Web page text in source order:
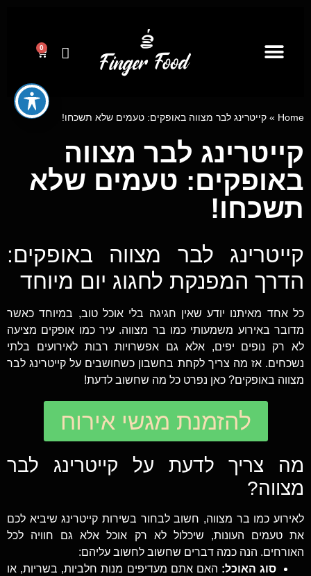
0
Home
» קייטרינג לבר מצווה באופקים: טעמים שלא תשכחו!
קייטרינג לבר מצווה
באופקים: טעמים שלא
תשכחו!
קייטרינג לבר מצווה באופקים:
הדרך המפנקת לחגוג יום מיוחד
כל אחד מאיתנו יודע שאין חגיגה בלי אוכל טוב, במיוחד כאשר
מדובר באירוע משמעותי כמו בר מצווה. עיר כמו אופקים מציעה
לא רק נופים יפים, אלא גם אפשרויות רבות לאירועים בלתי
נשכחים. אז מה צריך לקחת בחשבון כשחושבים על קייטרינג לבר
מצווה באופקים? כאן נפרט כל מה שחשוב לדעת!
להזמנת מגשי אירוח
מה צריך לדעת על קייטרינג לבר
מצווה?
לאירוע כמו בר מצווה, חשוב לבחור בשירות קייטרינג שיביא לכם
את טעמים העונות, שיכלול לא רק אוכל אלא גם חוויה לכל
האורחים. הנה כמה דברים שחשוב לחשוב עליהם:
סוג האוכל: האם אתם מעדיפים מנות חלביות, בשריות, או